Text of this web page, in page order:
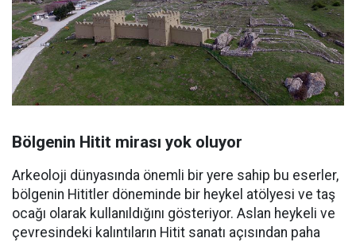
Bölgenin Hitit mirası yok oluyor
Arkeoloji dünyasında önemli bir yere sahip bu eserler,
bölgenin Hititler döneminde bir heykel atölyesi ve taş
ocağı olarak kullanıldığını gösteriyor. Aslan heykeli ve
çevresindeki kalıntıların Hitit sanatı açısından paha